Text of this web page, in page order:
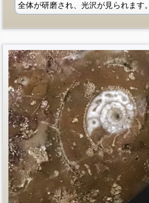
全体が研磨され、光沢が見られます。